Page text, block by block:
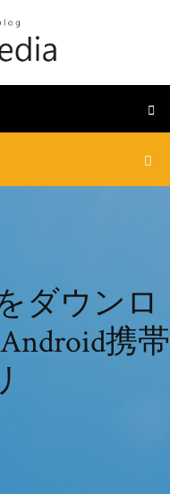
ダウンロ
携帯